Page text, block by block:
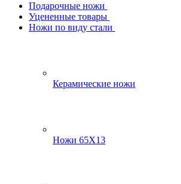
Подарочные ножи
Уцененные товары
Ножи по виду стали
Керамические ножи
Ножи 65Х13